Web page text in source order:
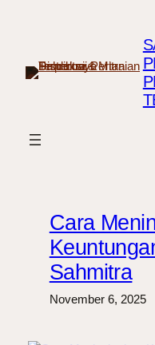
Cara
Sahmitra
November 6, 2025